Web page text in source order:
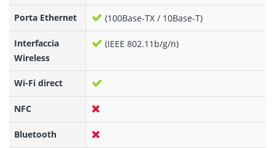
Porta Ethernet (100Base-TX / 10Base-T)
Interfaccia
Wireless
(IEEE 802.11b/g/n)
Wi-Fi direct
NFC
Bluetooth